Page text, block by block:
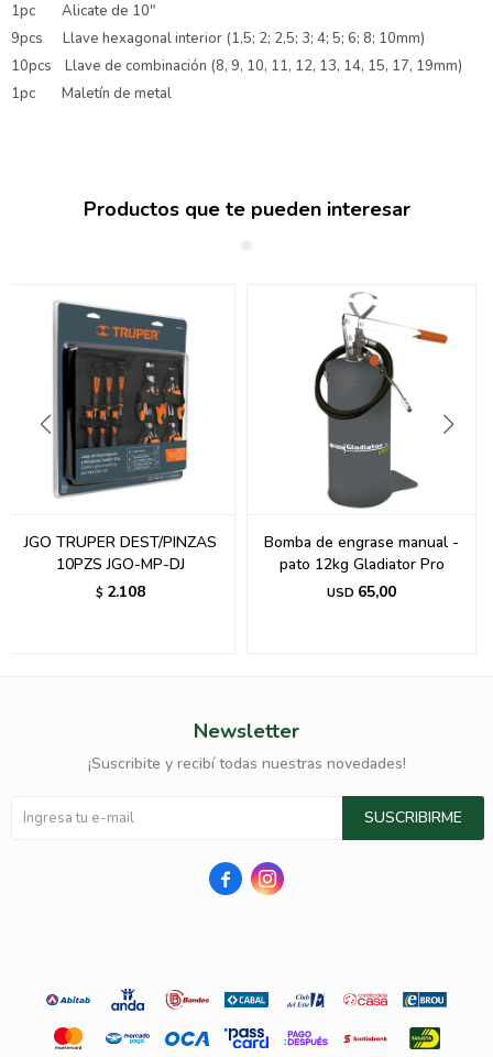
1pc Alicate de 10"
9pcs Llave hexagonal interior (1,5; 2; 2,5; 3; 4; 5; 6; 8; 10mm)
10pcs Llave de combinación (8, 9, 10, 11, 12, 13, 14, 15, 17, 19mm)
1pc Maletín de metal
Productos que te pueden interesar
JGO TRUPER DEST/PINZAS
10PZS JGO-MP-DJ
$ 2.108
Bomba de engrase manual -
pato 12kg Gladiator Pro
USD 65,00
Newsletter
¡Suscribite y recibí todas nuestras novedades!
SUSCRIBIRME
 